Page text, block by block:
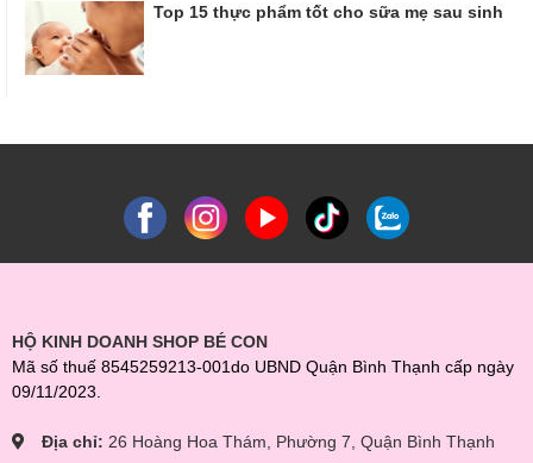
Top 15 thực phẩm tốt cho sữa mẹ sau sinh
HỘ KINH DOANH SHOP BÉ CON
Mã số thuế 8545259213-001do UBND Quận Bình Thạnh cấp ngày
09/11/2023.
Địa chỉ: 26 Hoàng Hoa Thám, Phường 7, Quận Bình Thạnh